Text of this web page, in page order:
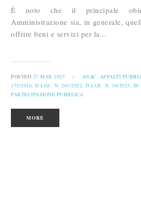
È noto che il principale
Amministrazione sia, in generale,
offrire beni e servizi per la...
POSTED 27 MAR 2025 / ANAC, APPALTI
175/2016, D.LGS. N. 201/2022, D.LGS. N. 36/2023, IN
PARTECIPAZIONE PUBBLICA
MORE